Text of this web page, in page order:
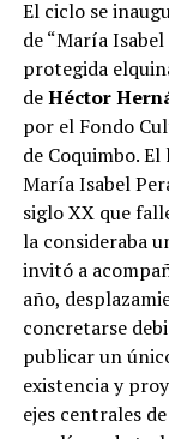
El ciclo se
de “María
protegida
deHéctor
por el Fondo
de Coquimbo.
María Isabel
siglo XX que
la consideraba
invitó a
año,
concretarse
publicar un
existencia y
ejes centrales